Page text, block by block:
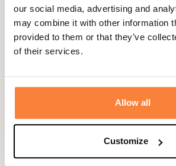
our social media, advertising and
may combine it with other information
provided to them or that they’ve
of their services.
Allow all
Customize
Expédié dans
la journée
Échange ou
retour sous
90 jours
Paiement
sécurisé
Gegevensblad
100 procent
Kleuren Groen